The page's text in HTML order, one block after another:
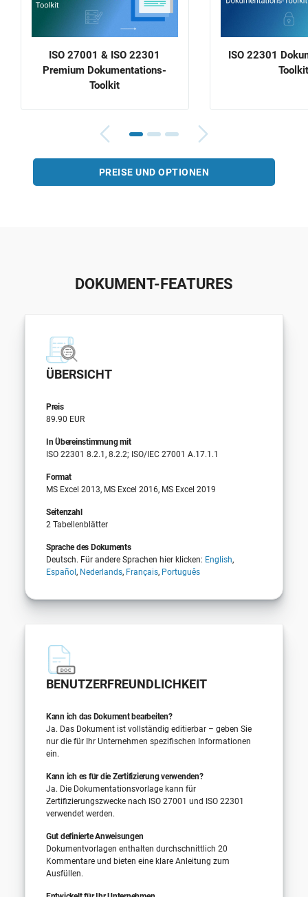
ISO 27001 & ISO 22301
Premium Dokumentations-
Toolkit
ISO 22301
PREISE UND OPTIONEN
DOKUMENT-FEATURES
ÜBERSICHT
Preis
89.90 EUR
In Übereinstimmung mit
ISO 22301 8.2.1, 8.2.2; ISO/IEC 27001 A.17.1.1
Format
MS Excel 2013, MS Excel 2016, MS Excel 2019
Seitenzahl
2 Tabellenblätter
Sprache des Dokuments
Deutsch. Für andere Sprachen hier klicken: English,
Español, Nederlands, Français, Português
BENUTZERFREUNDLICHKEIT
Kann ich das Dokument bearbeiten?
Ja. Das Dokument ist vollständig editierbar – geben Sie
nur die für Ihr Unternehmen spezifischen Informationen
ein.
Kann ich es für die Zertifizierung verwenden?
Ja. Die Dokumentationsvorlage kann für
Zertifizierungszwecke nach ISO 27001 und ISO 22301
verwendet werden.
Gut definierte Anweisungen
Dokumentvorlagen enthalten durchschnittlich 20
Kommentare und bieten eine klare Anleitung zum
Ausfüllen.